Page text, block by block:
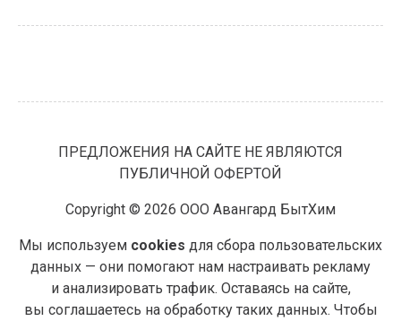
ПРЕДЛОЖЕНИЯ НА САЙТЕ НЕ ЯВЛЯЮТСЯ
ПУБЛИЧНОЙ ОФЕРТОЙ
Copyright © 2026 ООО Авангард БытХим
Мы используем cookies для сбора пользовательских
данных — они помогают нам настраивать рекламу
и анализировать трафик. Оставаясь на сайте,
вы соглашаетесь на обработку таких данных. Чтобы